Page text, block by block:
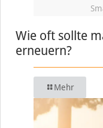
Wie oft sollte
erneuern?
Mehr